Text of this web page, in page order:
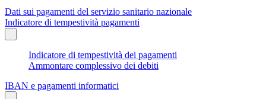
Dati sui pagamenti del servizio sanitario nazionale
Indicatore di tempestività pagamenti
Indicatore di tempestività dei pagamenti
Ammontare complessivo dei debiti
IBAN e pagamenti informatici